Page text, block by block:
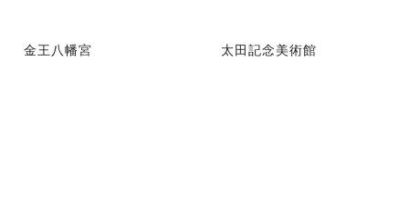
金王八幡宮 太田記念美術館